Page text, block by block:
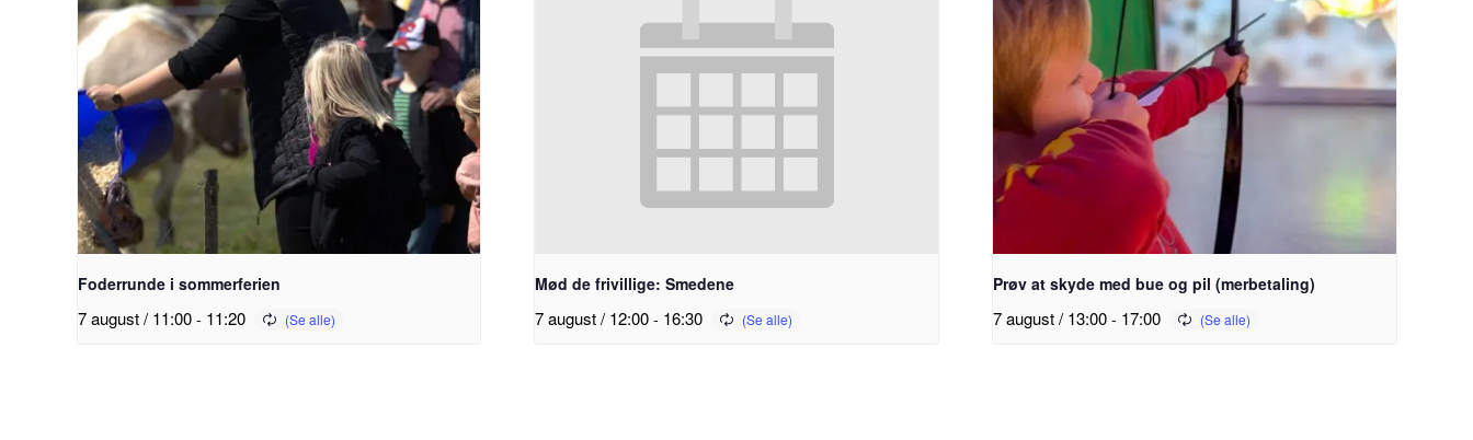
Foderrunde i sommerferien
7 august / 11:00 - 11:20
Mød de frivillige: Smedene
7 august / 12:00 - 16:30
Prøv at skyde med bue og pil (merbetaling)
7 august / 13:00- 17:00